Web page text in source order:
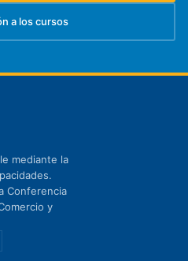
a los cursos
(se abre en una nueva pestaña)
mediante la
Conferencia
y